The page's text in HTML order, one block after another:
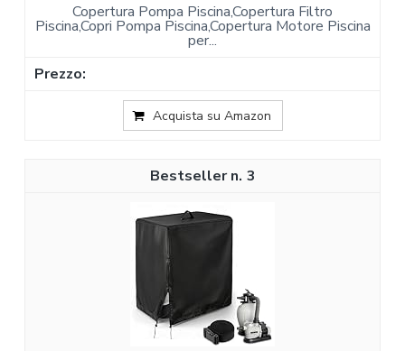
Copertura Pompa Piscina,Copertura Filtro
Piscina,Copri Pompa Piscina,Copertura Motore Piscina
per...
Acquista su Amazon
3